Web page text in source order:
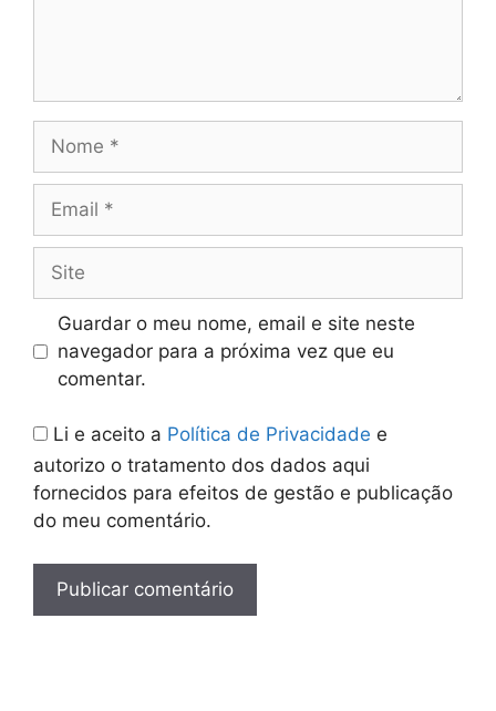
Guardar o meu nome, email e site neste
navegador para a próxima vez que eu
comentar.
Li e aceito a Política de Privacidade e
autorizo o tratamento dos dados aqui
fornecidos para efeitos de gestão e publicação
do meu comentário.